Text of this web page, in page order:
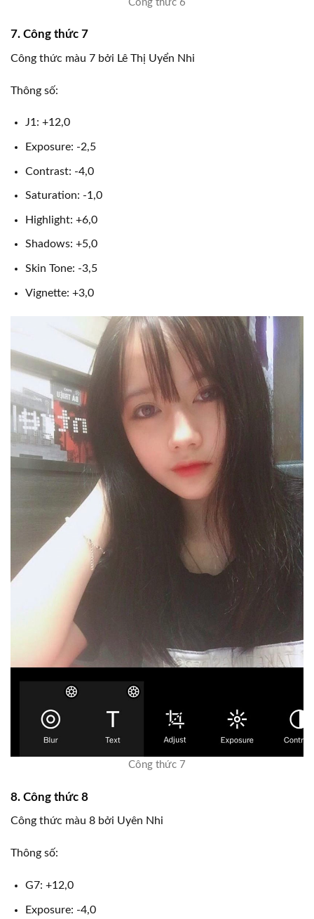
Công thức 6
7. Công thức 7
Công thức màu 7 bởi Lê Thị Uyển Nhi
Thông số:
J1: +12,0
Exposure: -2,5
Contrast: -4,0
Saturation: -1,0
Highlight: +6,0
Shadows: +5,0
Skin Tone: -3,5
Vignette: +3,0
Công thức 7
8. Công thức 8
Công thức màu 8 bởi Uyên Nhi
Thông số:
G7: +12,0
Exposure: -4,0